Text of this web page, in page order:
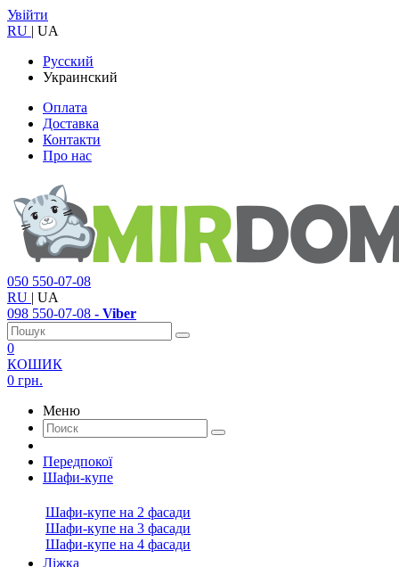
Увійти
RU | UA
Русский
Украинский
Оплата
Доставка
Контакти
Про нас
050 550-07-08
RU | UA
098 550-07-08 - Viber
0
КОШИК
0 грн.
Меню
Передпокої
Шафи-купе
Шафи-купе на 2 фасади
Шафи-купе на 3 фасади
Шафи-купе на 4 фасади
Ліжка